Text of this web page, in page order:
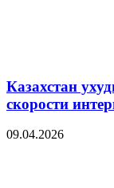
Казахстан
скорости
09.04.2026